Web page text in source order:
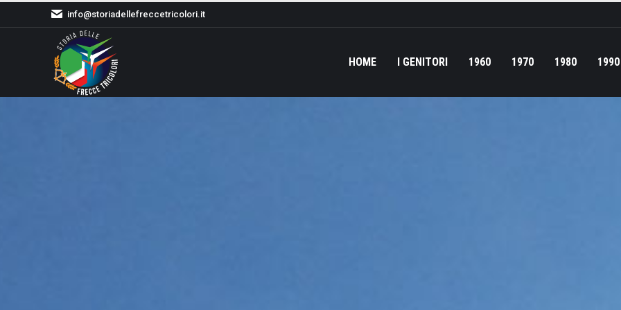
info@storiadellefreccetricolori.it
HOME I GENITORI 1960 1970 1980 1990